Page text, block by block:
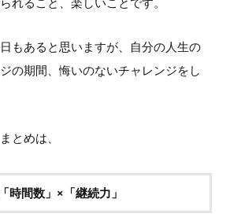
もあると思いますが、自分の人生の
の期間、悔いのないチャレンジをし
とめは、
時間数」×「継続力」